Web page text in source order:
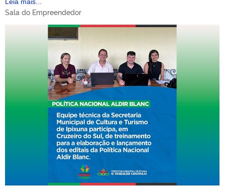
Leia mais...
Sala do Empreendedor